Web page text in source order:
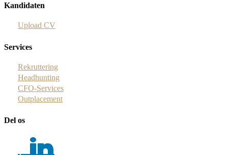
Kandidaten
Upload CV
Services
Rekruttering
Headhunting
CFO-Services
Outplacement
Del os